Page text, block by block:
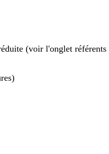
(voir l'onglet référents